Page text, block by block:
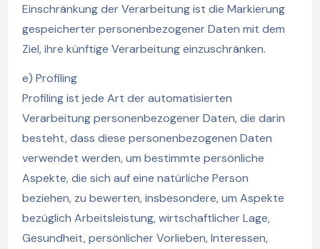
Einschränkung der Verarbeitung ist die Markierung
gespeicherter personenbezogener Daten mit dem
Ziel, ihre künftige Verarbeitung einzuschränken.
e) Profiling
Profiling ist jede Art der automatisierten
Verarbeitung personenbezogener Daten, die darin
besteht, dass diese personenbezogenen Daten
verwendet werden, um bestimmte persönliche
Aspekte, die sich auf eine natürliche Person
beziehen, zu bewerten, insbesondere, um Aspekte
bezüglich Arbeitsleistung, wirtschaftlicher Lage,
Gesundheit, persönlicher Vorlieben, Interessen,